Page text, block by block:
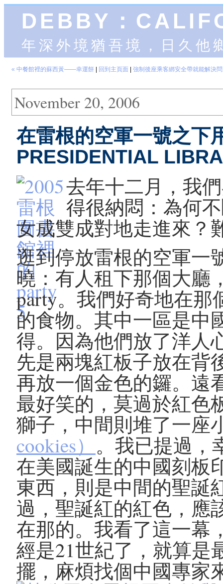
DEBBY：
年深外境猶吾境，日久
« 中餐館裡的蘇西黃——幸運餅 回到主頁面 強制後座乘客綁安全帶就能解決
November 20, 2006
在雷根的空軍一號之下
PRESIDENTIAL
去年十二月，我
得很納悶：為何
女成雙成對地走進來？
逛到停放雷根的空軍一
曉：有人租下那個大廳
party。我們好奇地在
的食物。其中一區是中
得。因為他們放了洋人
先是兩塊紅板子放在背
再放一個金色的鑼。遠
最好笑的，莫過於紅色
獅子，中間則堆了一座
cookies） 。我已提過，
在美國誕生的中國刻板
東西，則是中間的聖誕
過，聖誕紅的紅色，應
在那的。我看了這一幕
經是21世紀了，就算是
擺，麻煩找個中國專家